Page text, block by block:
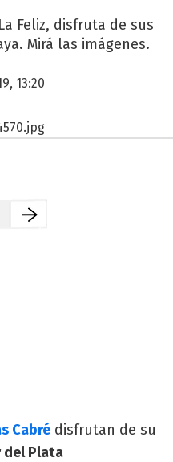
Feliz, disfruta de sus
Mirá las imágenes.
13:20
Cabré disfrutan de su
del Plata